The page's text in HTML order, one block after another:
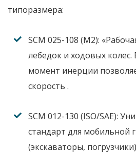
типоразмера:
SCM 025-108 (M2):
лебедок и ходовых колес.
момент инерции
скорость .
SCM 012-130 (ISO/SAE):
стандарт для мобильной
(экскаваторы, погрузчики)